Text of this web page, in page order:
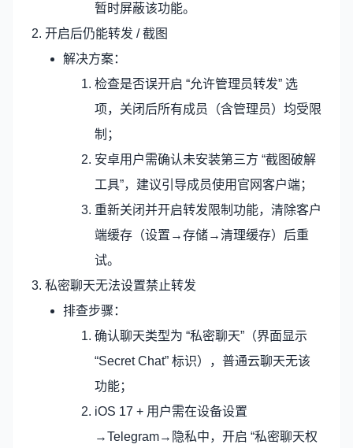
暂时屏蔽该功能。
2. 开启后仍能转发 / 截图
解决方案：
检查是否误开启 “允许管理员转发” 选
项，关闭后所有成员（含管理员）均受限
制；
安卓用户需确认未安装第三方 “截图破解
工具”，建议引导成员使用官网客户端；
重新关闭并开启转发限制功能，清除客户
端缓存（设置→存储→清理缓存）后重
试。
3. 私密聊天无法设置禁止转发
排查步骤：
确认聊天类型为 “私密聊天”（界面显示
“Secret Chat” 标识），普通云聊天无该
功能；
iOS 17 + 用户需在设备设置
→Telegram→隐私中，开启 “私密聊天权